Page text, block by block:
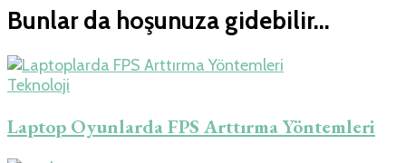
Bunlar da hoşunuza gidebilir...
Teknoloji
Laptop Oyunlarda FPS Arttırma Yöntemleri